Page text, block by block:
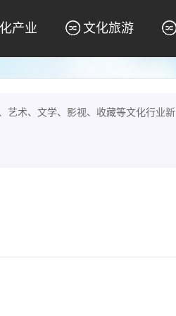
产业 文化旅游
艺术、文学、影视、收藏等文化行业新